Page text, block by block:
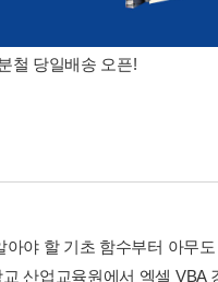
철 당일배송 오픈!
아야 할 기초 함수부터 아무
산업교육원에서 엑셀 VBA